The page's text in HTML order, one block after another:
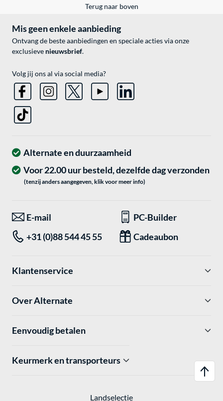
Terug naar boven
Mis geen enkele aanbieding
Ontvang de beste aanbiedingen en speciale acties via onze
exclusieve nieuwsbrief.
Volg jij ons al via social media?
Alternate en duurzaamheid
Voor 22.00 uur besteld, dezelfde dag verzonden
(tenzij anders aangegeven, klik voor meer info)
E-mail
PC-Builder
+31 (0)88 544 45 55
Cadeaubon
Klantenservice
Over Alternate
Eenvoudig betalen
Keurmerk en transporteurs
Landselectie